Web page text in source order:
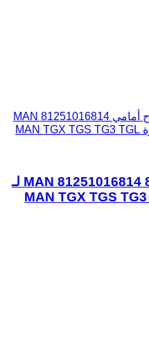
مصباح أمامي MAN 81251016814
81.25101-6814 لـ السيارات القاطرة MAN TGX TGS TG3 TGL
مصباح أمامي MAN 81251016814 81.25101-6814 لـ